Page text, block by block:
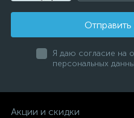
Я даю согласие на
персональных
Акции и скидки